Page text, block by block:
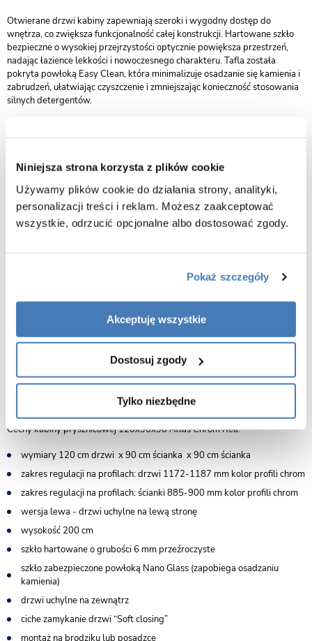
Niniejsza strona korzysta z plików cookie
Używamy plików cookie do działania strony, analityki,
personalizacji treści i reklam. Możesz zaakceptować
wszystkie, odrzucić opcjonalne albo dostosować zgody.
Pokaż szczegóły
Akceptuję wszystkie
Dostosuj zgody
Tylko niezbędne
Otwierane drzwi kabiny zapewniają szeroki i wygodny dostęp do
wnętrza, co zwiększa funkcjonalność całej konstrukcji. Hartowane szkło
bezpieczne o wysokiej przejrzystości optycznie powiększa przestrzeń,
nadając łazience lekkości i nowoczesnego charakteru. Tafla została
pokryta powłoką Easy Clean, która minimalizuje osadzanie się kamienia i
zabrudzeń, ułatwiając czyszczenie i zmniejszając konieczność stosowania
silnych detergentów.
staranne wykończenie sprawiają, że kabina Atlas zachowuje swój
dla osób, które cenią trwałość, funkcjonalność i nowoczesny design w
Cechy kabiny prysznicowej 120x90x90 Atlas Chrom Rea:
wymiary 120 cm drzwi x 90 cm ścianka x 90 cm ścianka
zakres regulacji na profilach: drzwi 1172-1187 mm kolor profili chrom
zakres regulacji na profilach: ścianki 885-900 mm kolor profili chrom
wersja lewa - drzwi uchylne na lewą stronę
wysokość 200 cm
szkło hartowane o grubości 6 mm przeźroczyste
szkło zabezpieczone powłoką Nano Glass (zapobiega osadzaniu
kamienia)
drzwi uchylne na zewnątrz
ciche zamykanie drzwi “Soft closing”
montaż na brodziku lub posadzce